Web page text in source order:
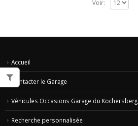
Voir:
Accueil
Contacter le Garage
Véhicules Occasions Garage du Kochersberg
Recherche personnalisée